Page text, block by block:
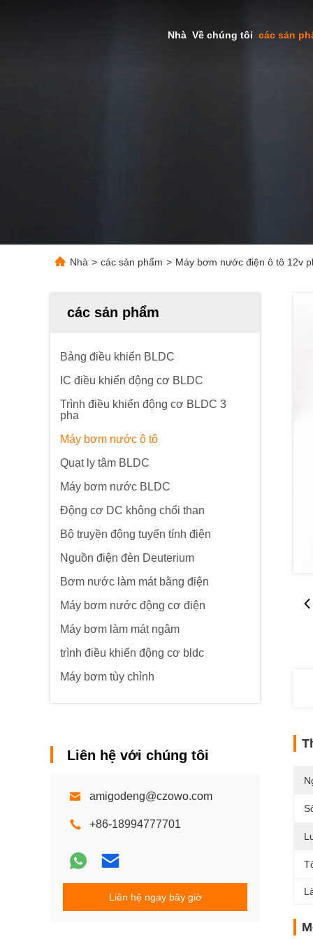
Nhà Về chúng tôi các sản
Nhà > các sản phẩm > Máy bơm nước điện ô tô 12v
các sản phẩm
Bảng điều khiển BLDC
IC điều khiển động cơ BLDC
Trình điều khiển động cơ BLDC 3
pha
Máy bơm nước ô tô
Quạt ly tâm BLDC
Máy bơm nước BLDC
Động cơ DC không chổi than
Bộ truyền động tuyến tính điện
Nguồn điện đèn Deuterium
Bơm nước làm mát bằng điện
Máy bơm nước động cơ điện
Máy bơm làm mát ngâm
trình điều khiển động cơ bldc
Máy bơm tùy chỉnh
Liên hệ với chúng tôi
amigodeng@czowo.com
+86-18994777701
Liên hệ ngay bây giờ